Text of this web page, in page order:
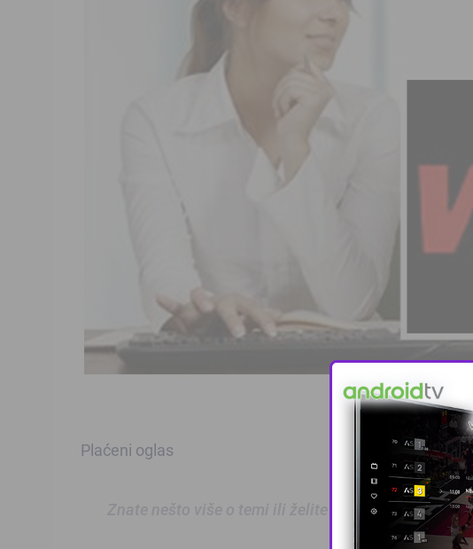
Plaćeni oglas
Znate nešto više o temi ili želite prijaviti grešku u